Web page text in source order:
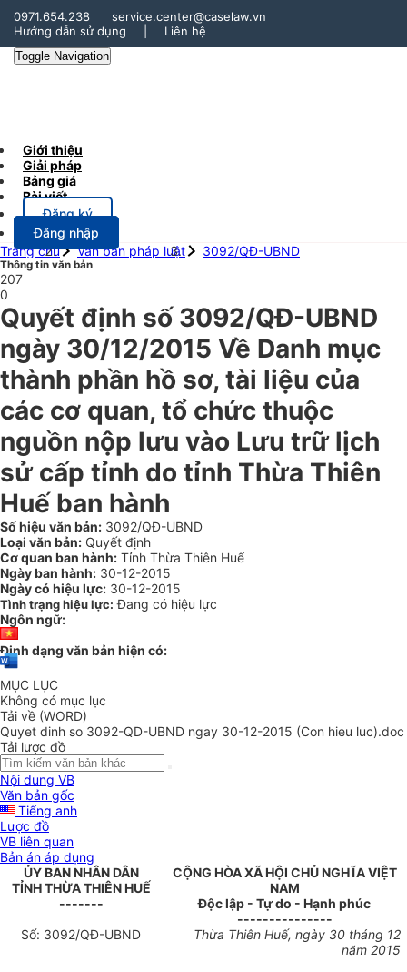
0971.654.238
service.center@caselaw.vn
Hướng dẫn sử dụng
Liên hệ
Toggle Navigation
Giới thiệu
Giải pháp
Bảng giá
Bài viết
Đăng ký
Đăng nhập
Trang chủ
Văn bản pháp luật 3092/QĐ-UBND
Thông tin văn bản
207
0
Quyết định số 3092/QĐ-UBND
ngày 30/12/2015 Về Danh mục
thành phần hồ sơ, tài liệu của
các cơ quan, tổ chức thuộc
nguồn nộp lưu vào Lưu trữ lịch
sử cấp tỉnh do tỉnh Thừa Thiên
Huế ban hành
Số hiệu văn bản: 3092/QĐ-UBND
Loại văn bản: Quyết định
Cơ quan ban hành: Tỉnh Thừa Thiên Huế
Ngày ban hành: 30-12-2015
Ngày có hiệu lực: 30-12-2015
Tình trạng hiệu lực: Đang có hiệu lực
Ngôn ngữ:
Định dạng văn bản hiện có:
MỤC LỤC
Không có mục lục
Tải về (WORD)
Quyet dinh so 3092-QD-UBND ngay 30-12-2015 (Con hieu luc).doc
Tải lược đồ
Nội dung VB
Văn bản gốc
Tiếng anh
Lược đồ
VB liên quan
Bản án áp dụng
ỦY BAN NHÂN DÂN
TỈNHTHỪA THIÊN HUẾ
-------
CỘNG HÒA XÃ HỘI CHỦ NGHĨA VIỆT
NAM
Độc lập - Tự do - Hạnh phúc
---------------
Số: 3092/QĐ-UBND Thừa Thiên Huế, ngày 30tháng 12
năm 2015